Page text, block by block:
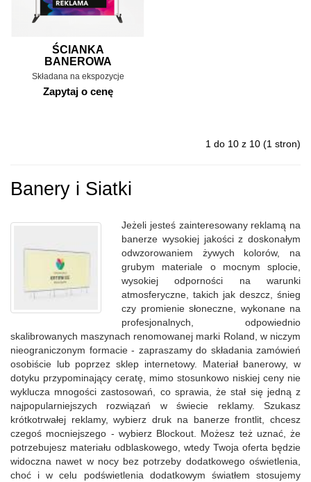
ŚCIANKA
BANEROWA
Składana na ekspozycje
Zapytaj o cenę
1 do 10 z 10 (1 stron)
Banery i Siatki
Jeżeli jesteś zainteresowany reklamą na
banerze wysokiej jakości z doskonałym
odwzorowaniem żywych kolorów, na
grubym materiale o mocnym splocie,
wysokiej odporności na warunki
atmosferyczne, takich jak deszcz, śnieg
czy promienie słoneczne, wykonane na
profesjonalnych, odpowiednio
skalibrowanych maszynach renomowanej marki Roland, w niczym
nieograniczonym formacie - zapraszamy do składania zamówień
osobiście lub poprzez sklep internetowy. Materiał banerowy, w
dotyku przypominający ceratę, mimo stosunkowo niskiej ceny nie
wyklucza mnogości zastosowań, co sprawia, że stał się jedną z
najpopularniejszych rozwiązań w świecie reklamy. Szukasz
krótkotrwałej reklamy, wybierz druk na banerze frontlit, chcesz
czegoś mocniejszego - wybierz Blockout. Możesz też uznać, że
potrzebujesz materiału odblaskowego, wtedy Twoja oferta będzie
widoczna nawet w nocy bez potrzeby dodatkowego oświetlenia,
choć i w celu podświetlenia dodatkowym światłem stosujemy